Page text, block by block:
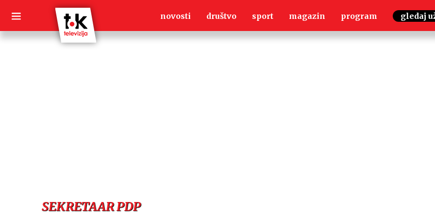
content
novosti društvo sport magazin program gledaj
SEKRETAAR PDP